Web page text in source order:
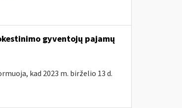
gyventojų pajamų
kad 2023 m. birželio 13 d.